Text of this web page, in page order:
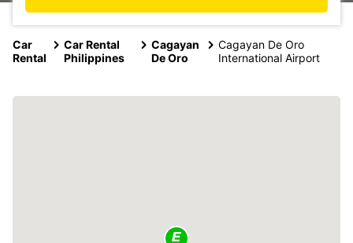
Car
Rental
Car Rental
Philippines
Cagayan
De Oro
Cagayan De Oro
International Airport